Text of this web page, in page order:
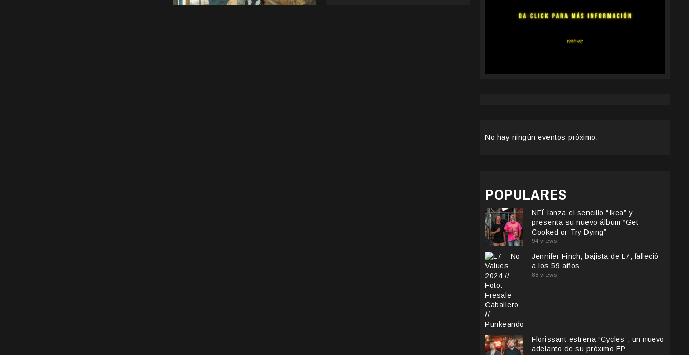
No hay ningún eventos próximo.
POPULARES
NFÏ lanza el sencillo “Ikea” y
presenta su nuevo álbum “Get
Cooked or Try Dying”
94 views
Jennifer Finch, bajista de L7, falleció
a los 59 años
88 views
Florissant estrena “Cycles”, un nuevo
adelanto de su próximo EP